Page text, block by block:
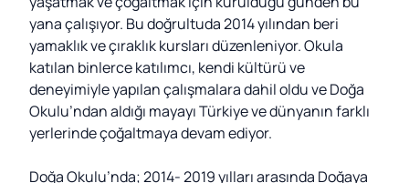
yana çalışıyor. Bu doğrultuda 2014 yılından beri
yamaklık ve çıraklık kursları düzenleniyor. Okula
katılan binlerce katılımcı, kendi kültürü ve
deneyimiyle yapılan çalışmalara dahil oldu ve Doğa
Okulu’ndan aldığı mayayı Türkiye ve dünyanın farklı
yerlerinde çoğaltmaya devam ediyor.
Doğa Okulu’nda; 2014- 2019 yılları arasında Doğaya